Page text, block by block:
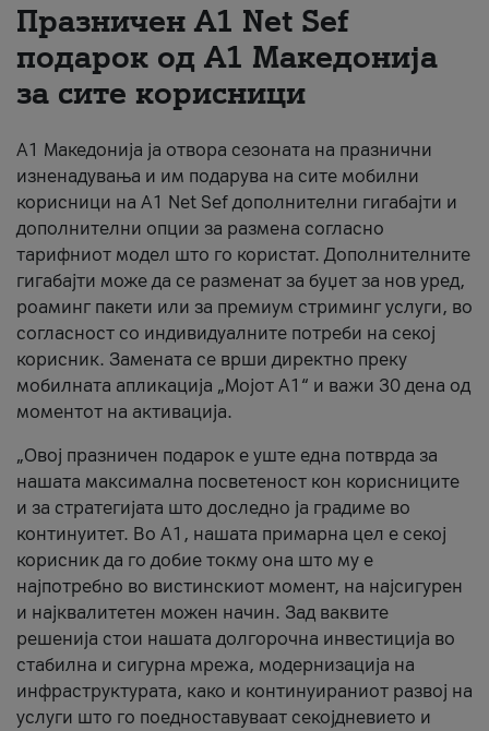
За нас
#ПодобарОнлајн
Празничен A1 Net Sеf
подарок од А1 Македонија
за сите корисници
А1 Македонија ја отвора сезоната на празнични
изненадувања и им подарува на сите мобилни
корисници на A1 Net Sef дополнителни гигабајти и
дополнителни опции за размена согласно
тарифниот модел што го користат. Дополнителните
гигабајти може да се разменат за буџет за нов уред,
роаминг пакети или за премиум стриминг услуги, во
согласност со индивидуалните потреби на секој
корисник. Замената се врши директно преку
мобилната апликација „Мојот А1“ и важи 30 дена од
моментот на активација.
„Овој празничен подарок е уште една потврда за
нашата максимална посветеност кон корисниците
и за стратегијата што доследно ја градиме во
континуитет. Во А1, нашата примарна цел е секој
корисник да го добие токму она што му е
најпотребно во вистинскиот момент, на најсигурен
и најквалитетен можен начин. Зад ваквите
решенија стои нашата долгорочна инвестиција во
стабилна и сигурна мрежа, модернизација на
инфраструктурата, како и континуираниот развој на
услуги што го поедноставуваат секојдневието и